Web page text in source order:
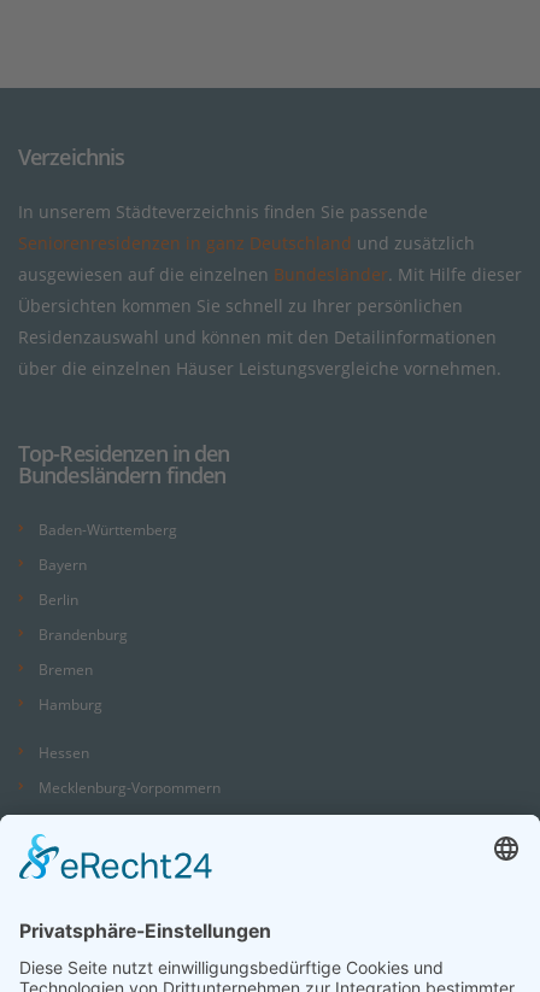
Verzeichnis
In unserem Städteverzeichnis finden Sie passende
Seniorenresidenzen in ganz Deutschland und zusätzlich
ausgewiesen auf die einzelnen Bundesländer. Mit Hilfe dieser
Übersichten kommen Sie schnell zu Ihrer persönlichen
Residenzauswahl und können mit den Detailinformationen
über die einzelnen Häuser Leistungsvergleiche vornehmen.
Top-Residenzen in den
Bundesländern finden
Baden-Württemberg
Bayern
Berlin
Brandenburg
Bremen
Hamburg
Hessen
Mecklenburg-Vorpommern
Niedersachsen
Nordrhein-Westfalen
Saarland
Sachsen